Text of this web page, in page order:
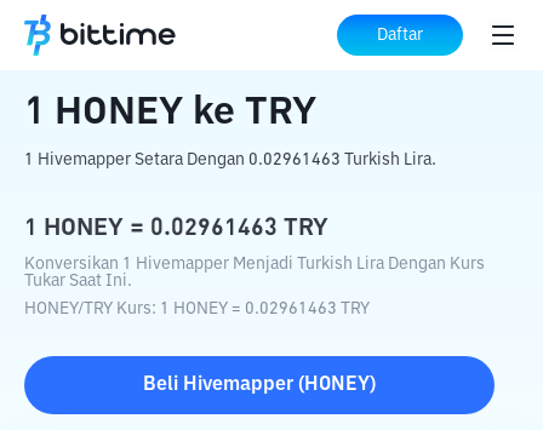
Daftar
Beranda Konverter Kripto HONEY TRY
1 HONEY ke TRY
1 Hivemapper Setara Dengan 0.02961463 Turkish Lira.
1 HONEY = 0.02961463 TRY
Konversikan 1 Hivemapper Menjadi Turkish Lira Dengan Kurs
Tukar Saat Ini.
HONEY/ TRY Kurs: 1 HONEY = 0.02961463 TRY
Beli Hivemapper ( HONEY)